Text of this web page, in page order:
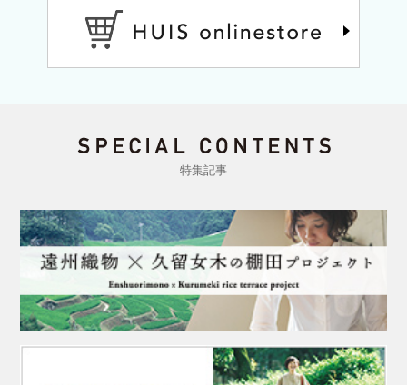
特集記事